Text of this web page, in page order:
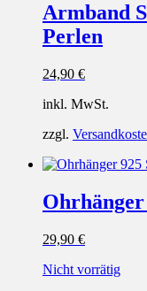
Armband
Perlen
24,90 €
inkl. MwSt.
zzgl.
29,90 €
Nicht vorrätig